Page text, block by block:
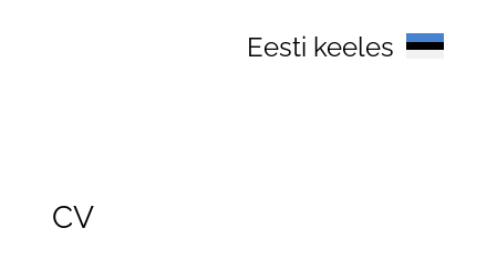
Eesti keeles
CV